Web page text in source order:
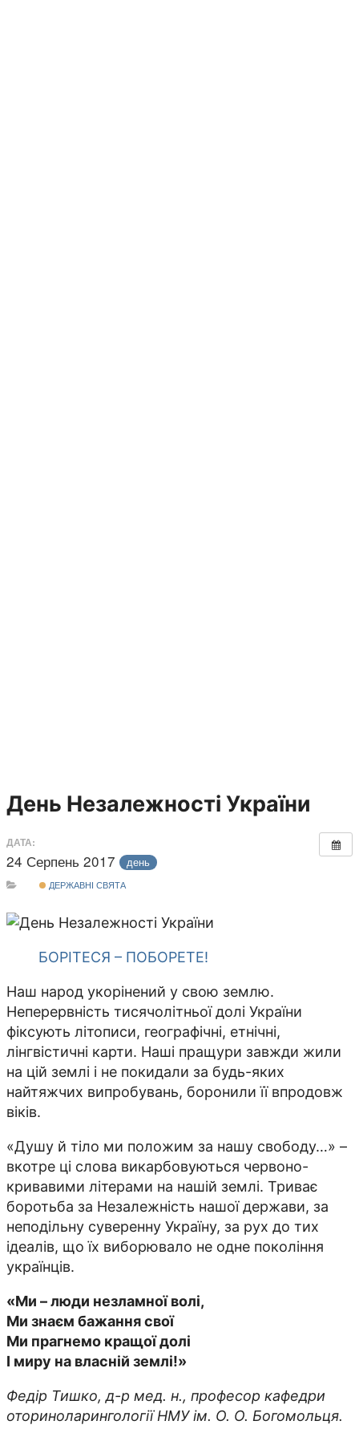
День Незалежності України
ДАТА:
24 Серпень 2017 день
ДЕРЖАВНІ СВЯТА
БОРІТЕСЯ – ПОБОРЕТЕ!
Наш народ укорінений у свою землю.
Неперервність тисячолітньої долі України
фіксують літописи, географічні, етнічні,
лінгвістичні карти. Наші пращури завжди жили
на цій землі і не покидали за будь-яких
найтяжчих випробувань, боронили її впродовж
віків.
«Душу й тіло ми положим за нашу свободу…» –
вкотре ці слова викарбовуються червоно-
кривавими літерами на нашій землі. Триває
боротьба за Незалежність нашої держави, за
неподільну суверенну Україну, за рух до тих
ідеалів, що їх виборювало не одне покоління
українців.
«Ми – люди незламної волі,
Ми знаєм бажання свої
Ми прагнемо кращої долі
І миру на власній землі!»
Федір Тишко, д-р мед. н., професор кафедри
оториноларингології НМУ ім. О. О. Богомольця.